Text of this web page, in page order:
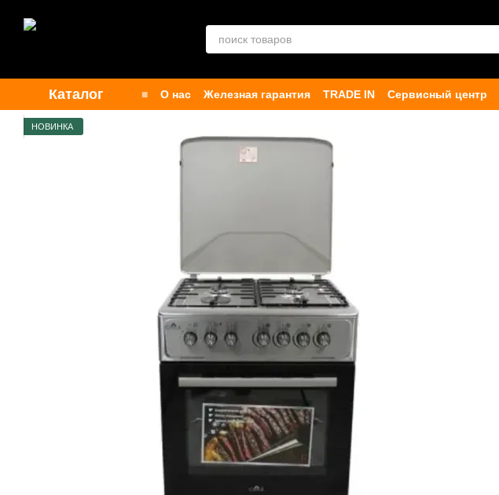
Каталог ■ О нас Железная гарантия TRADE IN Сервисный центр
Контакты
Бренды Публичная оферта
НОВИНКА